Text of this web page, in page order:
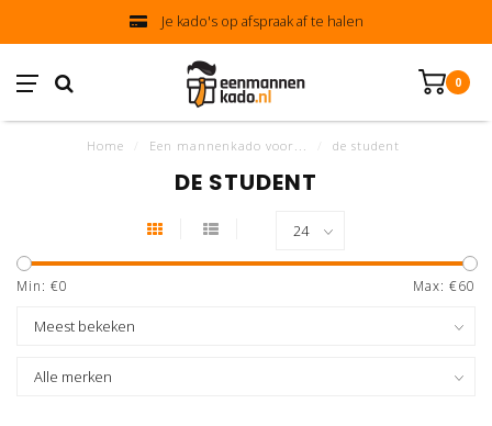
Je kado's op afspraak af te halen
0
Home Een mannenkado voor... de student
DE STUDENT
Min: €0 Max: €60